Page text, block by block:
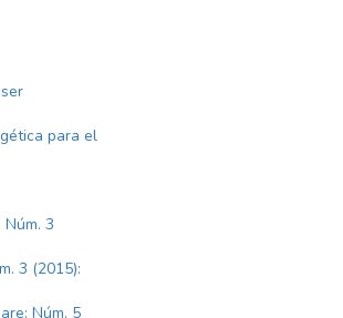
para el
3
3 (2015):
Núm. 5